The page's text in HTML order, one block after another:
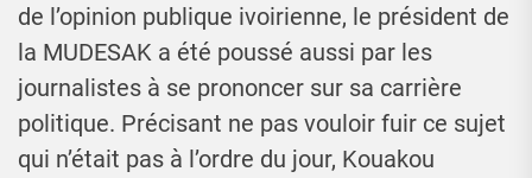
de l’opinion publique ivoirienne, le président de
la MUDESAK a été poussé aussi par les
journalistes à se prononcer sur sa carrière
politique. Précisant ne pas vouloir fuir ce sujet
qui n’était pas à l’ordre du jour, Kouakou